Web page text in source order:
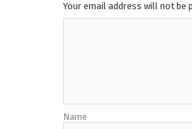
Your email address will not be
Name